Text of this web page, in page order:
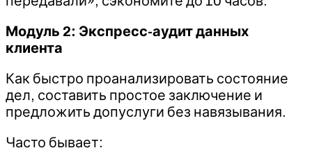
Модуль 2: Экспресс-аудит данных
клиента
Как быстро проанализировать состояние
дел, составить простое заключение и
предложить допуслуги без навязывания.
Часто бывает: